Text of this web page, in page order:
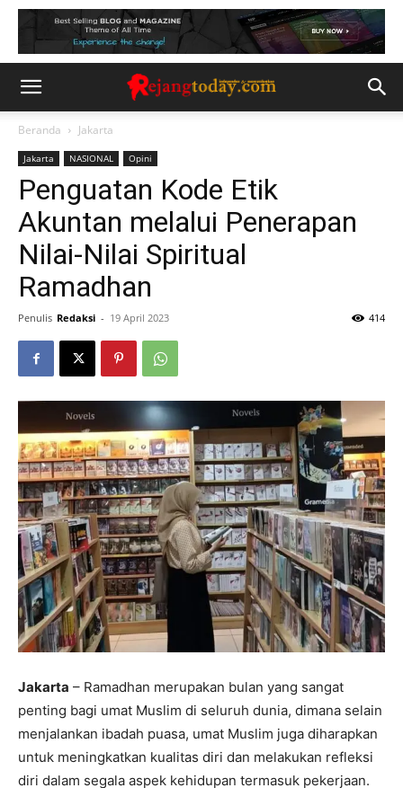
Beranda Jakarta
Jakarta NASIONAL Opini
Penguatan Kode Etik
Akuntan melalui Penerapan
Nilai-Nilai Spiritual
Ramadhan
Penulis Redaksi - 19 April 2023 414
Jakarta – Ramadhan merupakan bulan yang sangat
penting bagi umat Muslim di seluruh dunia, dimana selain
menjalankan ibadah puasa, umat Muslim juga diharapkan
untuk meningkatkan kualitas diri dan melakukan refleksi
diri dalam segala aspek kehidupan termasuk pekerjaan.